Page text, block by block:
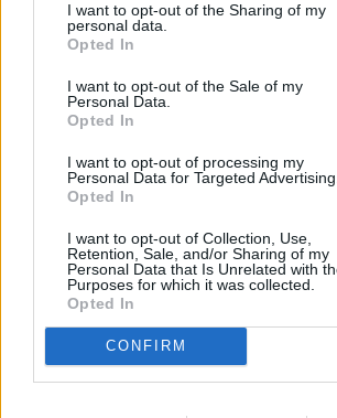
I want to opt-out of the Sharing of my
personal data.
Opted In
I want to opt-out of the Sale of my
Personal Data.
Opted In
I want to opt-out of processing my
Personal Data for Targeted Advertising.
Opted In
I want to opt-out of Collection, Use,
Retention, Sale, and/or Sharing of my
Personal Data that Is Unrelated with
Purposes for which it was collected.
Opted In
CONFIRM
Środa Popielcowa w Kościele
świecie ma takie same zasady
wstrzemięźliwości od mięsa,
z ogólnych norm prawa
Prawa Kanonicznego, kan. 1251-
Polsce istnieją pewne lokalne
przeżywania tego dnia:
Powszechna praktyka
Świętej – Choć Środa
świętem nakazanym, w Polsce
wiernych bierze udział w liturgii
wynika z głęboko zakorzenionej